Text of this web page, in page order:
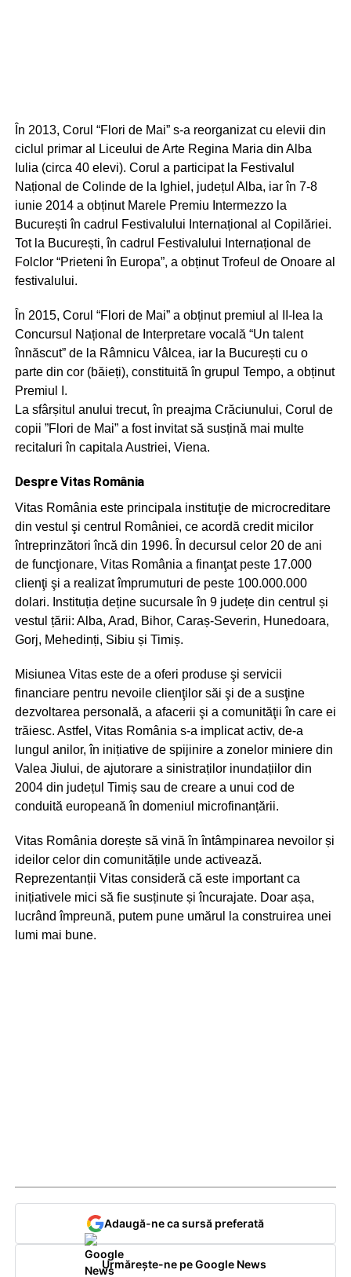
În 2013, Corul “Flori de Mai” s-a reorganizat cu elevii din
ciclul primar al Liceului de Arte Regina Maria din Alba
Iulia (circa 40 elevi). Corul a participat la Festivalul
Național de Colinde de la Ighiel, județul Alba, iar în 7-8
iunie 2014 a obținut Marele Premiu Intermezzo la
București în cadrul Festivalului Internațional al Copilăriei.
Tot la București, în cadrul Festivalului Internațional de
Folclor “Prieteni în Europa”, a obținut Trofeul de Onoare al
festivalului.
În 2015, Corul “Flori de Mai” a obținut premiul al II-lea la
Concursul Național de Interpretare vocală “Un talent
înnăscut” de la Râmnicu Vâlcea, iar la București cu o
parte din cor (băieți), constituită în grupul Tempo, a obținut
Premiul I.
La sfârșitul anului trecut, în preajma Crăciunului, Corul de
copii ”Flori de Mai” a fost invitat să susțină mai multe
recitaluri în capitala Austriei, Viena.
Despre Vitas România
Vitas România este principala instituţie de microcreditare
din vestul şi centrul României, ce acordă credit micilor
întreprinzători încă din 1996. În decursul celor 20 de ani
de funcţionare, Vitas România a finanţat peste 17.000
clienţi şi a realizat împrumuturi de peste 100.000.000
dolari. Instituția deține sucursale în 9 județe din centrul și
vestul țării: Alba, Arad, Bihor, Caraș-Severin, Hunedoara,
Gorj, Mehedinți, Sibiu și Timiș.
Misiunea Vitas este de a oferi produse şi servicii
financiare pentru nevoile clienţilor săi şi de a susţine
dezvoltarea personală, a afacerii şi a comunităţii în care ei
trăiesc. Astfel, Vitas România s-a implicat activ, de-a
lungul anilor, în inițiative de spijinire a zonelor miniere din
Valea Jiului, de ajutorare a sinistraților inundațiilor din
2004 din județul Timiș sau de creare a unui cod de
conduită europeană în domeniul microfinanțării.
Vitas România dorește să vină în întâmpinarea nevoilor și
ideilor celor din comunitățile unde activează.
Reprezentanții Vitas consideră că este important ca
inițiativele mici să fie susținute și încurajate. Doar așa,
lucrând împreună, putem pune umărul la construirea unei
lumi mai bune.
Adaugă-ne ca sursă preferată
Urmărește-ne pe Google News